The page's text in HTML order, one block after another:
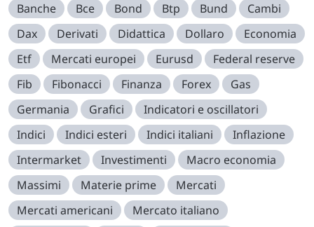
Banche
Bce Bond Btp Bund
Cambi
Dax
Derivati Didattica Dollaro
Economia
Etf
Mercati europei Eurusd
Federal reserve
Fib
Fibonacci Finanza Forex
Gas
Germania
Grafici
Indicatori e oscillatori
Indici
Indici esteri Indici italiani
Inflazione
Intermarket
Investimenti
Macro economia
Massimi
Materie prime
Mercati
Mercati americani
Mercato italiano